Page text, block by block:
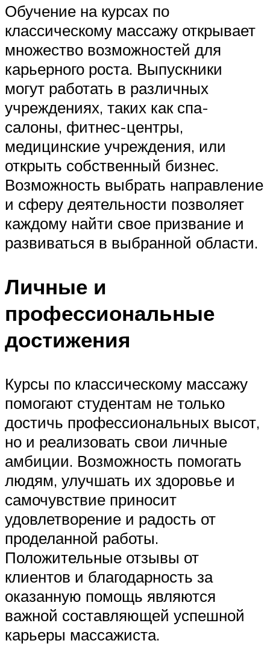
Обучение на курсах по
классическому массажу открывает
множество возможностей для
карьерного роста. Выпускники
могут работать в различных
учреждениях, таких как спа-
салоны, фитнес-центры,
медицинские учреждения, или
открыть собственный бизнес.
Возможность выбрать направление
и сферу деятельности позволяет
каждому найти свое призвание и
развиваться в выбранной области.
Личные и
профессиональные
достижения
Курсы по классическому массажу
помогают студентам не только
достичь профессиональных высот,
но и реализовать свои личные
амбиции. Возможность помогать
людям, улучшать их здоровье и
самочувствие приносит
удовлетворение и радость от
проделанной работы.
Положительные отзывы от
клиентов и благодарность за
оказанную помощь являются
важной составляющей успешной
карьеры массажиста.